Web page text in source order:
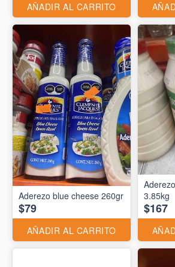
AÑADIR AL CARRITO
Aderezo blue cheese 260gr
$79
AÑADIR AL CARRITO
3.85kg
$167